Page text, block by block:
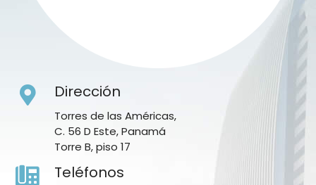
Dirección
Torres de las Américas,
C. 56 D Este, Panamá
Torre B, piso 17
Teléfonos